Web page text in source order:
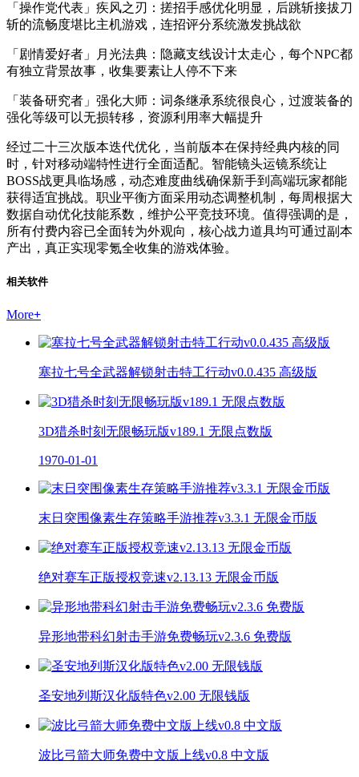
「操作党代表」疾风之刃：搓招手感优化明显，后跳斩接拔刀
斩的流畅度堪比主机游戏，连招评分系统激发挑战欲
「剧情爱好者」月光法典：隐藏支线设计太走心，每个NPC都
有独立背景故事，收集要素让人停不下来
「装备研究者」强化大师：词条继承系统很良心，过渡装备的
强化等级可以无损转移，资源利用率大幅提升
经过二十三次版本迭代优化，当前版本在保持经典内核的同
时，针对移动端特性进行全面适配。智能镜头运镜系统让
BOSS战更具临场感，动态难度曲线确保新手到高端玩家都能
获得适宜挑战。职业平衡方面采用动态调整机制，每周根据大
数据自动优化技能系数，维护公平竞技环境。值得强调的是，
所有付费内容已全面转为外观向，核心战力道具均可通过副本
产出，真正实现零氪全收集的游戏体验。
相关软件
More+
塞拉七号全武器解锁射击特工行动v0.0.435 高级版
3D猎杀时刻无限畅玩版v189.1 无限点数版
1970-01-01
末日突围像素生存策略手游推荐v3.3.1 无限金币版
绝对赛车正版授权竞速v2.13.13 无限金币版
异形地带科幻射击手游免费畅玩v2.3.6 免费版
圣安地列斯汉化版特色v2.00 无限钱版
波比弓箭大师免费中文版上线v0.8 中文版